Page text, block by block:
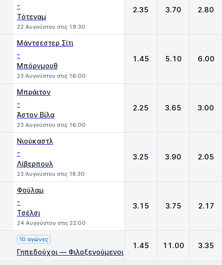
-
Τότεναμ
22 Αυγούστου στις 19:30
2.35 3.70 2.80
Μάντσεστερ Σίτι
-
Μπόρνμουθ
23 Αυγούστου στις 16:00
1.45 5.10 6.00
Μπράιτον
-
Άστον Βίλα
23 Αυγούστου στις 16:00
2.25 3.65 3.00
Νιούκαστλ
-
Λίβερπουλ
23 Αυγούστου στις 18:30
3.25 3.90 2.05
Φούλαμ
-
Τσέλσι
24 Αυγούστου στις 22:00
3.15 3.75 2.17
10 αγώνες
Γηπεδούχοι — Φιλοξενούμενοι
1.45 11.00 3.35